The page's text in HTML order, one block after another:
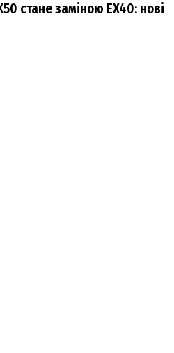
стане заміною EX40: нові